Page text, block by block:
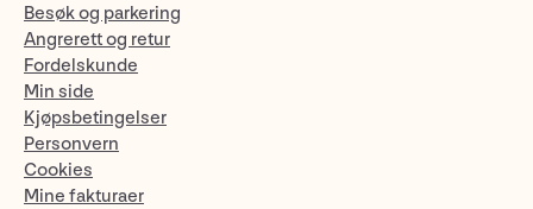
Besøk og parkering
Angrerett og retur
Fordelskunde
Min side
Kjøpsbetingelser
Personvern
Cookies
Mine fakturaer